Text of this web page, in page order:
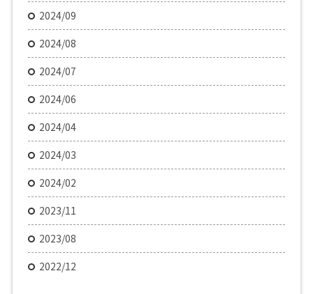
2024/09
2024/08
2024/07
2024/06
2024/04
2024/03
2024/02
2023/11
2023/08
2022/12